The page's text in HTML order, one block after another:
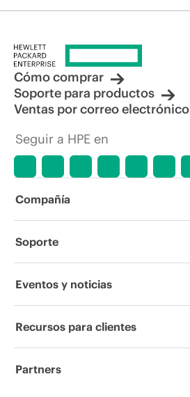
Cómo comprar
Soporte para productos
Ventas por correo electrónico
Seguir a HPE en
Compañía
Acerca de HPE
Responsabilidad corporativa
Laboratorios HPE
Soporte
Servicios de soporte operativo
Software y controladores
Eventos y noticias
Eventos
Recursos para clientes
Contacta con nosotros
Partners